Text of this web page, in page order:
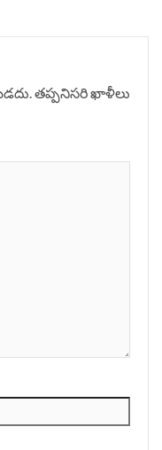
తప్పనిసరి ఖాళీలు